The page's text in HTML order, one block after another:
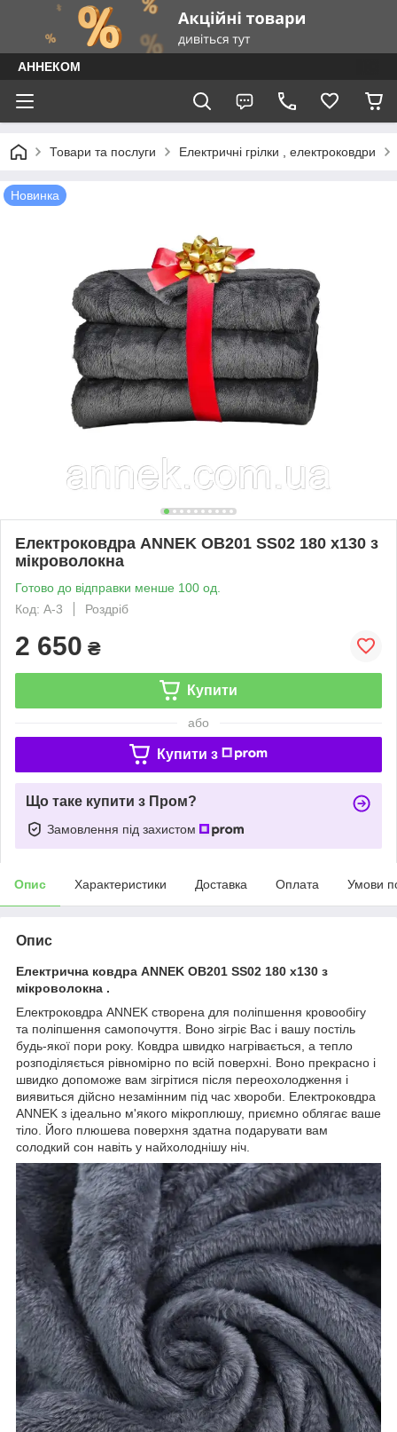
АННЕКОМ
Товари та послуги Електричні грілки , електроковдри
Новинка
Електроковдра ANNEK OB201 SS02 180 x130 з
мікроволокна
Готово до відправки менше 100 од.
Код: A-3
Роздріб
2 650 ₴
Купити
або
Купити з
Що таке купити з Пром?
Замовлення під захистом
Опис Характеристики Доставка Оплата Умови
Опис
Електрична ковдра ANNEK OB201 SS02 180 x130 з
мікроволокна .
Електроковдра ANNEK створена для поліпшення кровообігу
та поліпшення самопочуття. Воно зігріє Вас і вашу постіль
будь-якої пори року. Ковдра швидко нагрівається, а тепло
розподіляється рівномірно по всій поверхні. Воно прекрасно і
швидко допоможе вам зігрітися після переохолодження і
виявиться дійсно незамінним під час хвороби. Електроковдра
ANNEK з ідеально м'якого мікроплюшу, приємно облягає ваше
тіло. Його плюшева поверхня здатна подарувати вам
солодкий сон навіть у найхолоднішу ніч.